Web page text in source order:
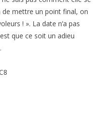
mettre un point final, on
! ». La date n’a pas
que ce soit un adieu